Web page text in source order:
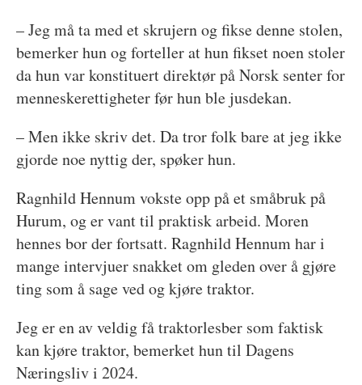
– Jeg må ta med et skrujern og fikse denne stolen,
bemerker hun og forteller at hun fikset noen stoler
da hun var konstituert direktør på Norsk senter for
menneskerettigheter før hun ble jusdekan.
– Men ikke skriv det. Da tror folk bare at jeg ikke
gjorde noe nyttig der, spøker hun.
Ragnhild Hennum vokste opp på et småbruk på
Hurum, og er vant til praktisk arbeid. Moren
hennes bor der fortsatt. Ragnhild Hennum har i
mange intervjuer snakket om gleden over å gjøre
ting som å sage ved og kjøre traktor.
Jeg er en av veldig få traktorlesber som faktisk
kan kjøre traktor, bemerket hun til Dagens
Næringsliv i 2024.